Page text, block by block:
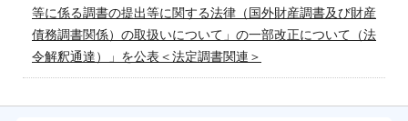
等に係る調書の提出等に関する法律（国外財産調書及び財産
債務調書関係）の取扱いについて」の一部改正について（法
令解釈通達）」を公表＜法定調書関連＞